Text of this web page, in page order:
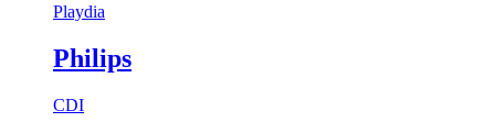
Playdia
Philips
CDI